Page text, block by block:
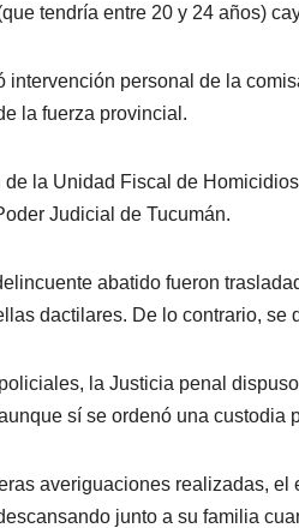
tendría entre 20 y 24 años)
intervención personal de la
la fuerza provincial.
de la Unidad Fiscal de
Judicial de Tucumán.
abatido fueron
dactilares. De lo contrario,
la Justicia penal
sí se ordenó una custodia
averiguaciones realizadas,
junto a su familia